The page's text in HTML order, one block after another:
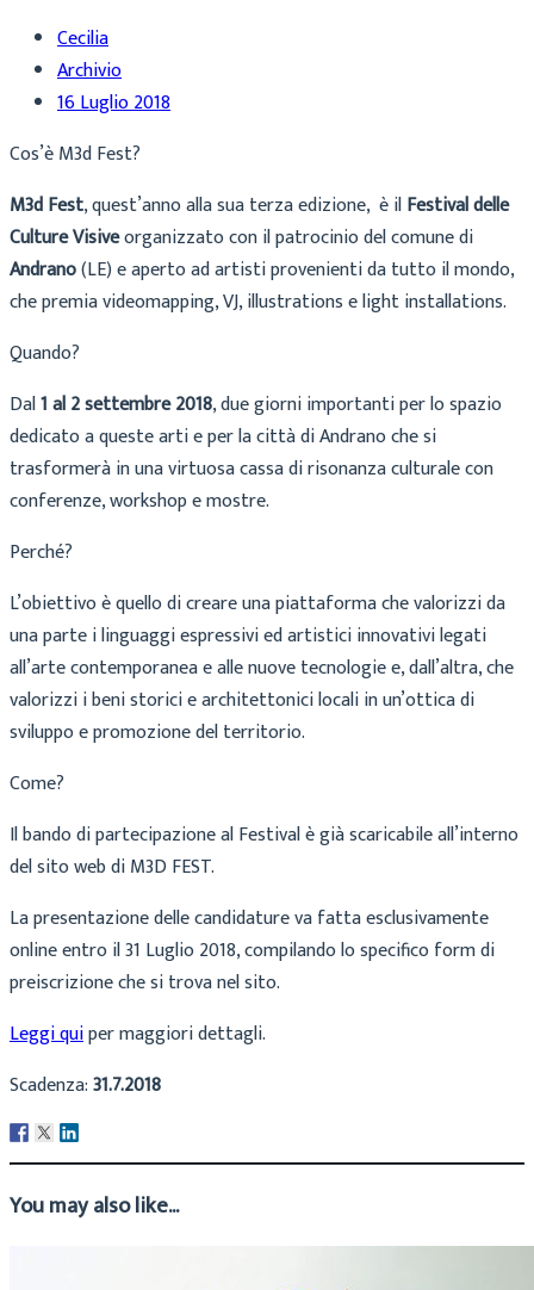
Cecilia
Archivio
16 Luglio 2018
Cos’è M3d Fest?
M3d Fest, quest’anno alla sua terza edizione, è ilFestival delle
Culture Visiveorganizzato con il patrocinio del comune di
Andrano(LE) e aperto ad artisti provenienti da tutto il mondo,
che premia videomapping, VJ, illustrations e light installations.
Quando?
Dal1 al 2 settembre 2018, due giorni importanti per lo spazio
dedicato a queste arti e per la città di Andrano che si
trasformerà in una virtuosa cassa di risonanza culturale con
conferenze, workshop e mostre.
Perché?
L’obiettivo è quello di creare una piattaforma che valorizzi da
una parte i linguaggi espressivi ed artistici innovativi legati
all’arte contemporanea e alle nuove tecnologie e, dall’altra, che
valorizzi i beni storici e architettonici locali in un’ottica di
sviluppo e promozione del territorio.
Come?
Il bando di partecipazione al Festival è già scaricabile all’interno
del sito web di M3D FEST.
La presentazione delle candidature va fatta esclusivamente
online entro il 31 Luglio 2018, compilando lo specifico form di
preiscrizione che si trova nel sito.
Leggi quiper maggiori dettagli.
Scadenza:31.7.2018
You may also like...